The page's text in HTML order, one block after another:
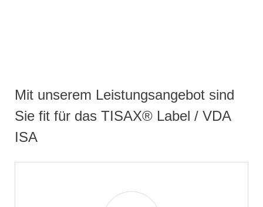
Mit unserem Leistungsangebot sind
Sie fit für das TISAX® Label / VDA
ISA